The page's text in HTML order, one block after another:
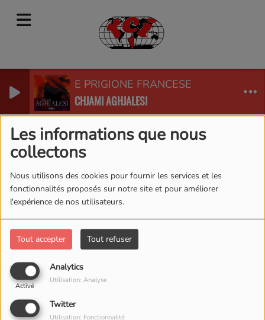
Les informations que nous
collectons
Nous utilisons des cookies pour fournir les services et les
fonctionnalités proposés sur notre site et pour améliorer
l'expérience de nos utilisateurs.
Tout accepter Tout refuser
Analytics
Activé
Utilisation: Analyse
Twitter
Utilisation: Fonctionnalité
E PRIGIONE FRANCESE
CHJAMI AGHJALESI
RADIO CORSICA INTERNATIONAL